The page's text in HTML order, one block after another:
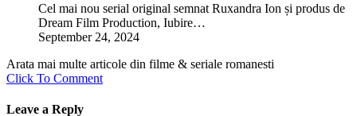
Cel mai nou serial original semnat Ruxandra Ion și produs de
Dream Film Production, Iubire…
September 24, 2024
Arata mai multe articole din filme & seriale romanesti
Click To Comment
Leave a Reply